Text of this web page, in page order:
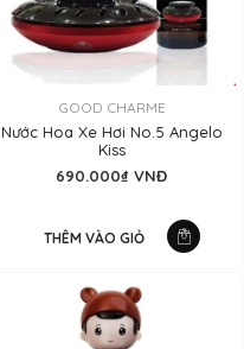
GOOD CHARME
Nước Hoa Xe Hơi No.5 Angelo
Kiss
690.000₫ VNĐ
THÊM VÀO GIỎ